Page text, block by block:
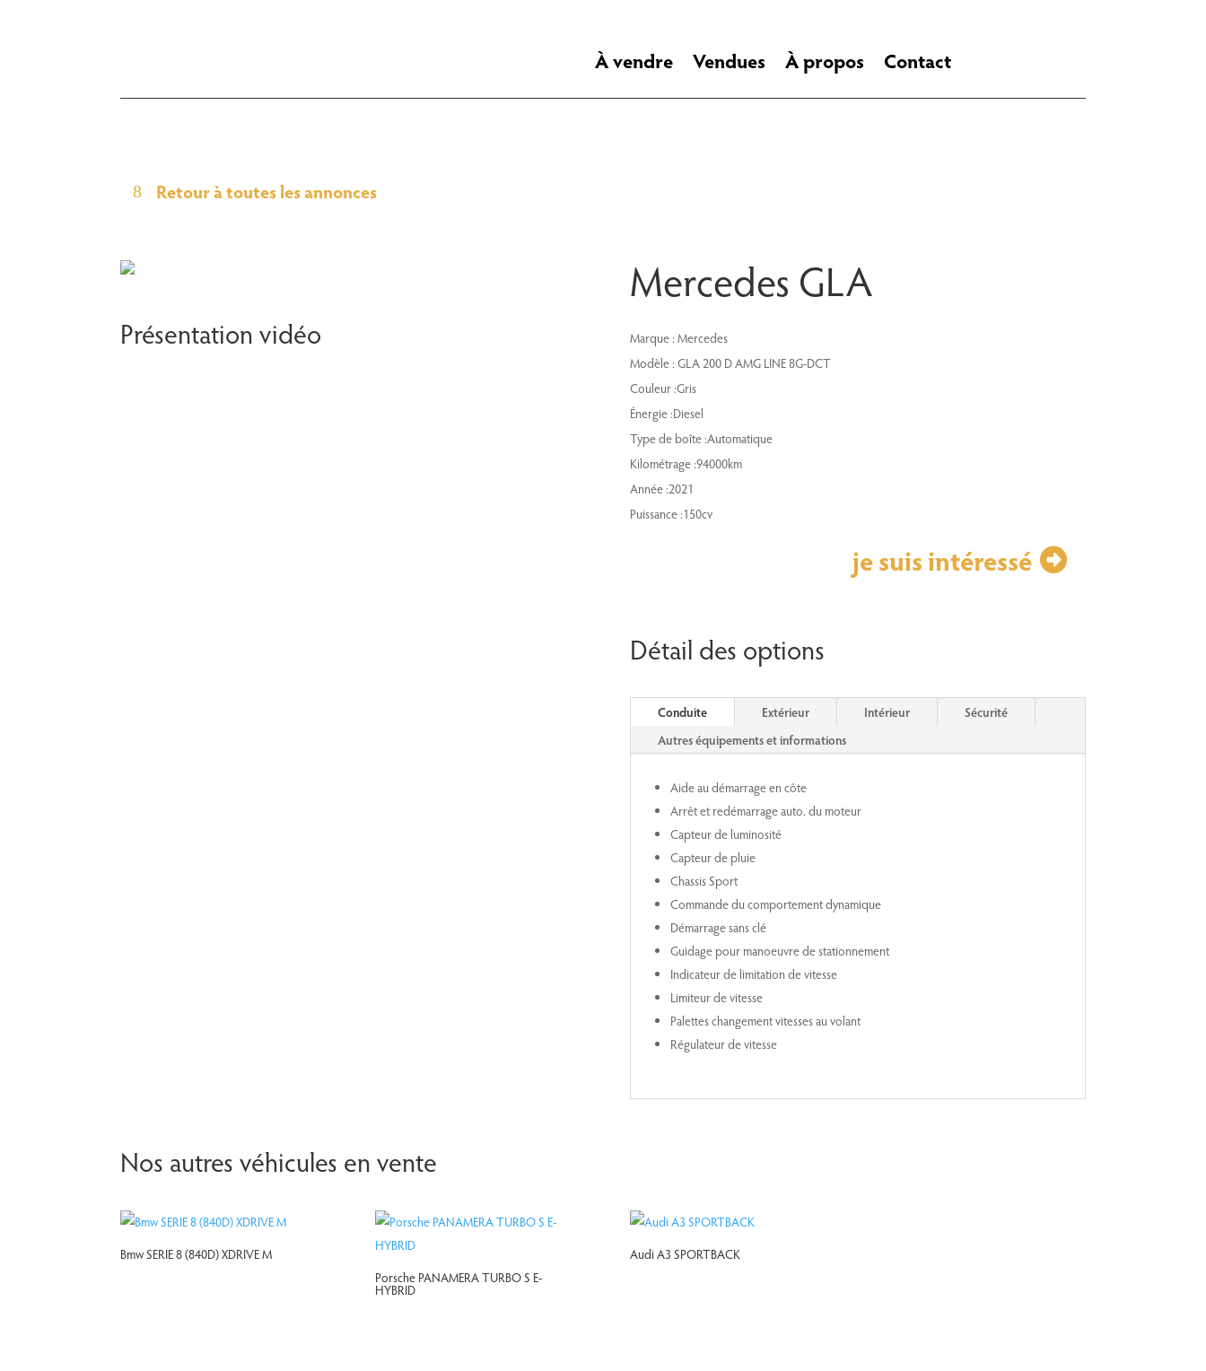
À vendre Vendues À propos Contact
Retour à toutes les annonces
Présentation vidéo
Mercedes GLA
Marque : Mercedes
Modèle : GLA 200 D AMG LINE 8G-DCT
Couleur :Gris
Énergie :Diesel
Type de boîte :Automatique
Kilométrage :94000km
Année :2021
Puissance :150cv
je suis intéressé
Détail des options
Conduite Extérieur Intérieur
Sécurité
Autres équipements et informations
Aide au démarrage en côte
Arrêt et redémarrage auto. du moteur
Capteur de luminosité
Capteur de pluie
Chassis Sport
Commande du comportement dynamique
Démarrage sans clé
Guidage pour manoeuvre de stationnement
Indicateur de limitation de vitesse
Limiteur de vitesse
Palettes changement vitesses au volant
Régulateur de vitesse
Nos autres véhicules en vente
Bmw SERIE 8 (840D) XDRIVE M
Porsche PANAMERA TURBO S E-
HYBRID
Audi A3 SPORTBACK